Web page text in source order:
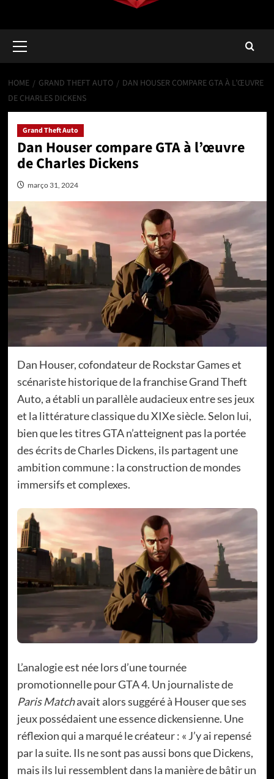
Menu
HOME GRAND THEFT AUTO
DAN HOUSER COMPARE GTA À L’ŒUVRE
DE CHARLES DICKENS
Grand Theft Auto
Dan Houser compare GTA à l’œuvre
de Charles Dickens
março 31, 2024
Dan Houser, cofondateur de Rockstar Games et
scénariste historique de la franchise Grand Theft
Auto, a établi un parallèle audacieux entre ses jeux
et la littérature classique du XIXe siècle. Selon lui,
bien que les titres GTA n’atteignent pas la portée
des écrits de Charles Dickens, ils partagent une
ambition commune : la construction de mondes
immersifs et complexes.
L’analogie est née lors d’une tournée
promotionnelle pour GTA 4. Un journaliste de
Paris Matchavait alors suggéré à Houser que ses
jeux possédaient une essence dickensienne. Une
réflexion qui a marqué le créateur : « J’y ai repensé
par la suite. Ils ne sont pas aussi bons que Dickens,
mais ils lui ressemblent dans la manière de bâtir un